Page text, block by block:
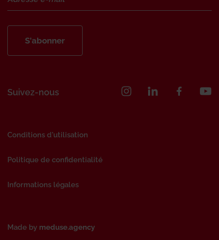
S'abonner
Suivez-nous
Made by meduse.agency
Conditions d'utilisation
Politique de confidentialité
Informations légales